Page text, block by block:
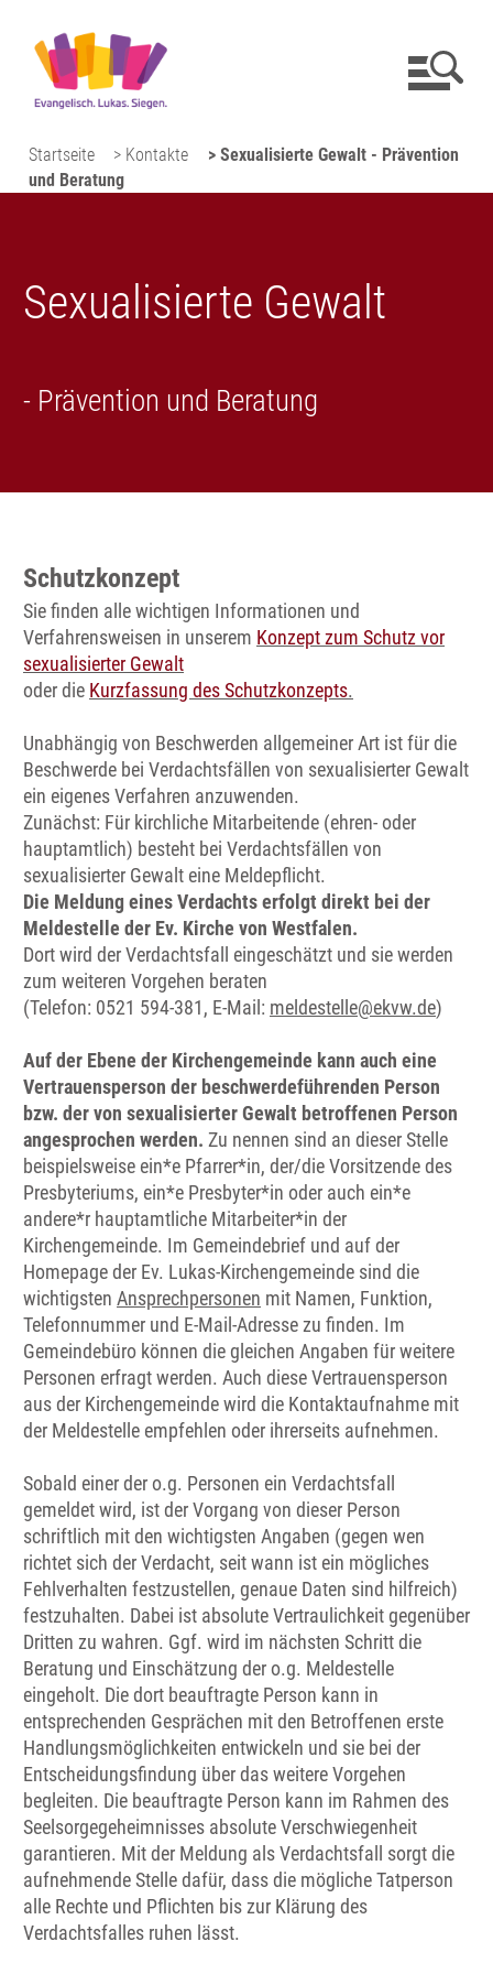
Startseite > Kontakte
> Sexualisierte Gewalt - Prävention
und Beratung
Sexualisierte Gewalt
- Prävention und Beratung
Schutzkonzept
Sie finden alle wichtigen Informationen und
Verfahrensweisen in unserem Konzept zum Schutz vor
sexualisierter Gewalt
oder die Kurzfassung des Schutzkonzepts.
Unabhängig von Beschwerden allgemeiner Art ist für die
Beschwerde bei Verdachtsfällen von sexualisierter Gewalt
ein eigenes Verfahren anzuwenden.
Zunächst: Für kirchliche Mitarbeitende (ehren- oder
hauptamtlich) besteht bei Verdachtsfällen von
sexualisierter Gewalt eine Meldepflicht.
Die Meldung eines Verdachts erfolgt direkt bei der
Meldestelle der Ev. Kirche von Westfalen.
Dort wird der Verdachtsfall eingeschätzt und sie werden
zum weiteren Vorgehen beraten
(Telefon: 0521 594-381, E-Mail: meldestelle@ekvw.de)
Auf der Ebene der Kirchengemeinde kann auch eine
Vertrauensperson der beschwerdeführenden Person
bzw. der von sexualisierter Gewalt betroffenen Person
angesprochen werden. Zu nennen sind an dieser Stelle
beispielsweise ein*e Pfarrer*in, der/die Vorsitzende des
Presbyteriums, ein*e Presbyter*in oder auch ein*e
andere*r hauptamtliche Mitarbeiter*in der
Kirchengemeinde. Im Gemeindebrief und auf der
Homepage der Ev. Lukas-Kirchengemeinde sind die
wichtigsten Ansprechpersonen mit Namen, Funktion,
Telefonnummer und E-Mail-Adresse zu finden. Im
Gemeindebüro können die gleichen Angaben für weitere
Personen erfragt werden. Auch diese Vertrauensperson
aus der Kirchengemeinde wird die Kontaktaufnahme mit
der Meldestelle empfehlen oder ihrerseits aufnehmen.
Sobald einer der o.g. Personen ein Verdachtsfall
gemeldet wird, ist der Vorgang von dieser Person
schriftlich mit den wichtigsten Angaben (gegen wen
richtet sich der Verdacht, seit wann ist ein mögliches
Fehlverhalten festzustellen, genaue Daten sind hilfreich)
festzuhalten. Dabei ist absolute Vertraulichkeit gegenüber
Dritten zu wahren. Ggf. wird im nächsten Schritt die
Beratung und Einschätzung der o.g. Meldestelle
eingeholt. Die dort beauftragte Person kann in
entsprechenden Gesprächen mit den Betroffenen erste
Handlungsmöglichkeiten entwickeln und sie bei der
Entscheidungsfindung über das weitere Vorgehen
begleiten. Die beauftragte Person kann im Rahmen des
Seelsorgegeheimnisses absolute Verschwiegenheit
garantieren. Mit der Meldung als Verdachtsfall sorgt die
aufnehmende Stelle dafür, dass die mögliche Tatperson
alle Rechte und Pflichten bis zur Klärung des
Verdachtsfalles ruhen lässt.